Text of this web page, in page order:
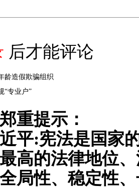
后才能评论
龄造假欺骗组织
“专业户”
重提示：
平:宪法是国家
高的法律地位
局性、稳定性